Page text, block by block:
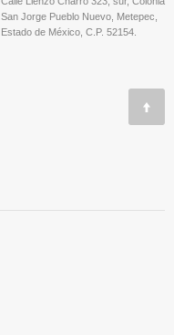
San Jorge Pueblo Nuevo, Metepec,
Estado de México, C.P. 52154.